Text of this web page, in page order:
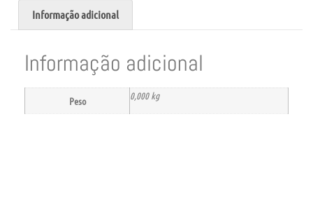
Informação adicional
Informação adicional
Peso 0,000 kg